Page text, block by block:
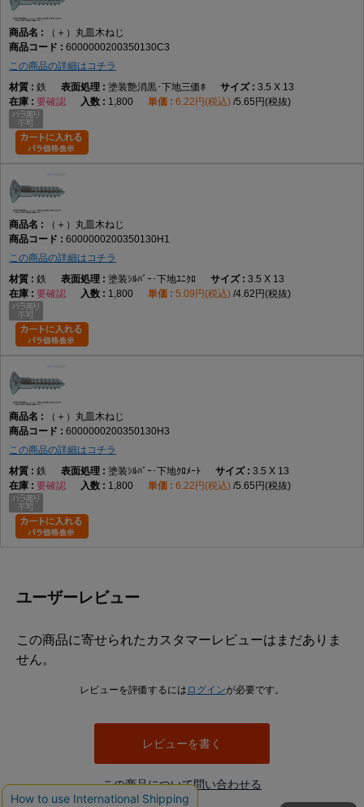
この商品について問い合わせる
（＋）丸皿木ねじ
6000000200350130C3
この商品の詳細はコチラ
鉄
塗装艶消黒･下地三価ﾎ
3.5 X 13
要確認
1,800 6.22円(税込) 5.65円(税抜)
（＋）丸皿木ねじ
6000000200350130H1
この商品の詳細はコチラ
鉄
塗装ｼﾙﾊﾞｰ･下地ﾕﾆｸﾛ
3.5 X 13
要確認
1,800 5.09円(税込) 4.62円(税抜)
（＋）丸皿木ねじ
6000000200350130H3
この商品の詳細はコチラ
鉄
塗装ｼﾙﾊﾞｰ･下地ｸﾛﾒｰﾄ
3.5 X 13
要確認
1,800 6.22円(税込) 5.65円(税抜)
ユーザーレビュー
この商品に寄せられたカスタマーレビューはまだありま
せん。
レビューを評価するには ログインが必要です。
レビューを書く